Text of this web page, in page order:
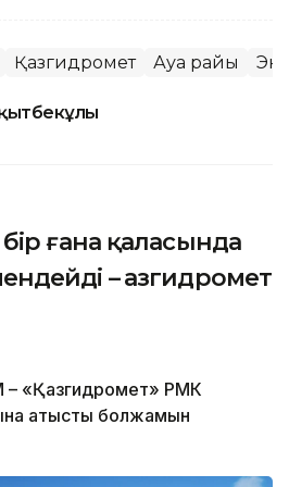
Қазгидромет Ауа райы
бір ғана қаласында
– Қазгидромет
– «Қазгидромет» РМК
қатысты болжамын